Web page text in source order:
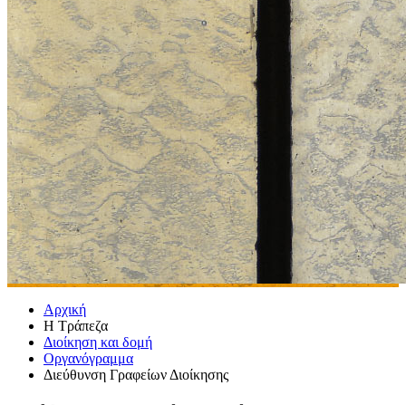
Αρχική
Η Τράπεζα
Διοίκηση και δομή
Οργανόγραμμα
Διεύθυνση Γραφείων Διοίκησης